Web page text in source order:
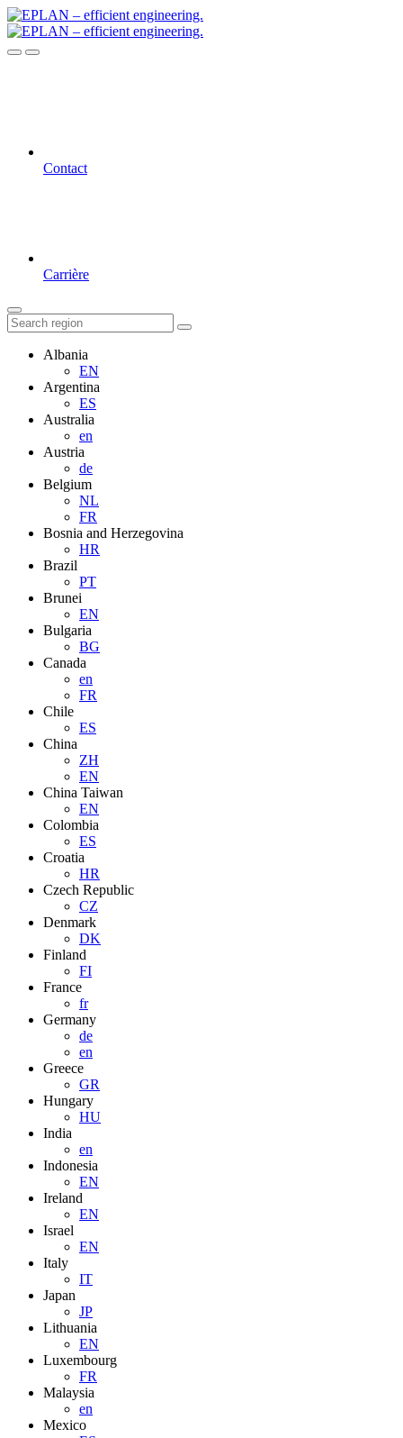
Contact
Carrière
Albania
EN
Argentina
ES
Australia
en
Austria
de
Belgium
NL
FR
Bosnia and Herzegovina
HR
Brazil
PT
Brunei
EN
Bulgaria
BG
Canada
en
FR
Chile
ES
China
ZH
EN
China Taiwan
EN
Colombia
ES
Croatia
HR
Czech Republic
CZ
Denmark
DK
Finland
FI
France
fr
Germany
de
en
Greece
GR
Hungary
HU
India
en
Indonesia
EN
Ireland
EN
Israel
EN
Italy
IT
Japan
JP
Lithuania
EN
Luxembourg
FR
Malaysia
en
Mexico